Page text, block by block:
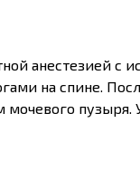
анестезией с
на спине.
пузыря.